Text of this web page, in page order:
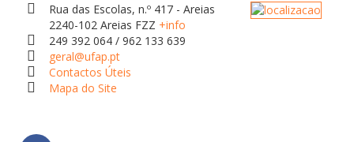
Avarias na Iluminação Pública
AREIAS E PIAS
Contactos Úteis
Equipamentos
Rua das Escolas, n.º 417 - Areias
2240-102 Areias FZZ +info
249 392 064 / 962 133 639
geral@ufap.pt
Contactos Úteis
Mapa do Site